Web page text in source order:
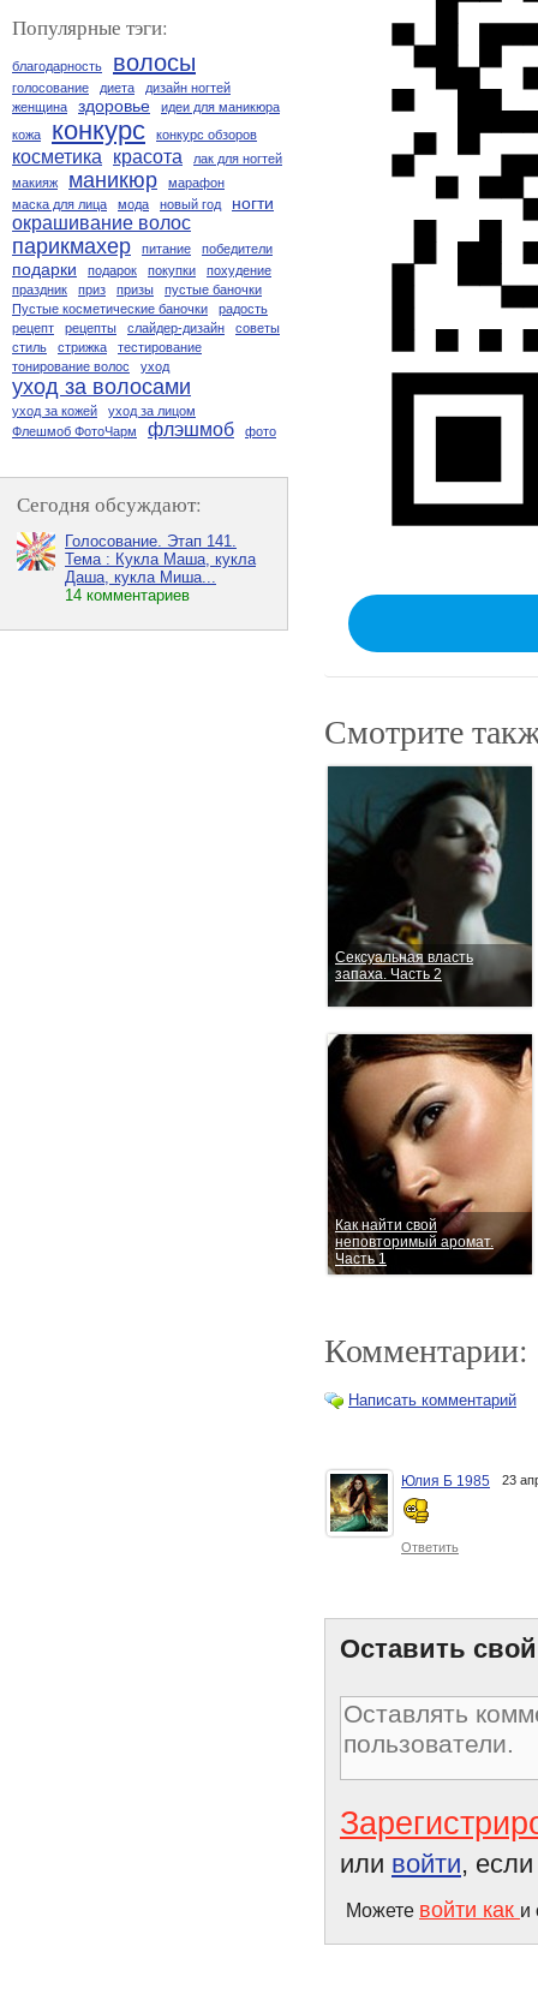
Смотрите
Сексуальная власть
запаха. Часть 2
Как найти свой
неповторимый аромат.
Часть 1
Сезонные запахи. Часть 2
Комментарии:
Написать комментарий
Юлия Б 1985 23
Ответить
Оставить
или войти,
Можете войти как и
Популярные тэги:
благодарность волосы
голосование диета
дизайн ногтей
женщина
здоровье
идеи для маникюра
кожа
конкурс конкурс обзоров
косметика красота
лак для ногтей
макияж
маникюр
марафон
маска для лица
мода новый год ногти
окрашивание волос
парикмахер питание победители
подарки подарок покупки
похудение
праздник
приз призы
пустые баночки
Пустые косметические баночки
радость
рецепт
рецепты слайдер-дизайн
советы
стиль
стрижка
тестирование
тонирование волос
уход
уход за волосами
уход за кожей
уход за лицом
Флешмоб ФотоЧарм
флэшмоб фото
Сегодня обсуждают:
Голосование. Этап 141.
Тема : Кукла Маша, кукла
Даша, кукла Миша...
14 комментариев